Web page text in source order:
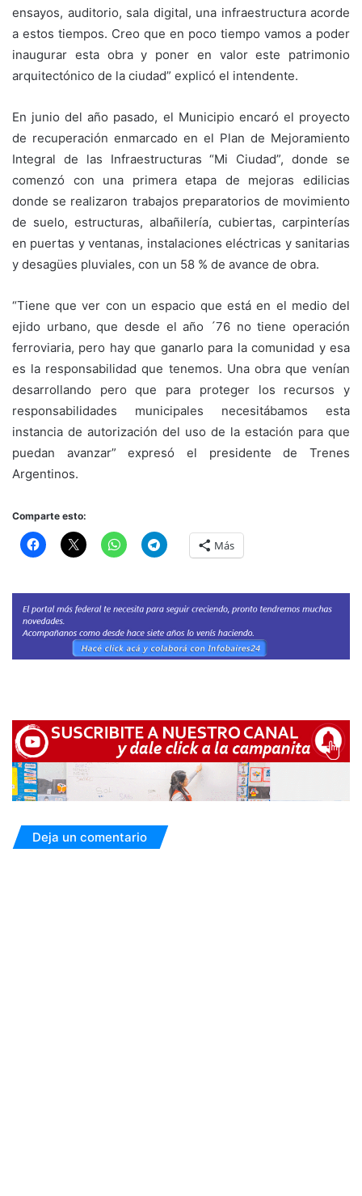
ensayos, auditorio, sala digital, una infraestructura acorde
a estos tiempos. Creo que en poco tiempo vamos a poder
inaugurar esta obra y poner en valor este patrimonio
arquitectónico de la ciudad” explicó el intendente.
En junio del año pasado, el Municipio encaró el proyecto
de recuperación enmarcado en el Plan de Mejoramiento
Integral de las Infraestructuras “Mi Ciudad”, donde se
comenzó con una primera etapa de mejoras edilicias
donde se realizaron trabajos preparatorios de movimiento
de suelo, estructuras, albañilería, cubiertas, carpinterías
en puertas y ventanas, instalaciones eléctricas y sanitarias
y desagües pluviales, con un 58 % de avance de obra.
“Tiene que ver con un espacio que está en el medio del
ejido urbano, que desde el año ´76 no tiene operación
ferroviaria, pero hay que ganarlo para la comunidad y esa
es la responsabilidad que tenemos. Una obra que venían
desarrollando pero que para proteger los recursos y
responsabilidades municipales necesitábamos esta
instancia de autorización del uso de la estación para que
puedan avanzar” expresó el presidente de Trenes
Argentinos.
Comparte esto:
Más
Deja un comentario